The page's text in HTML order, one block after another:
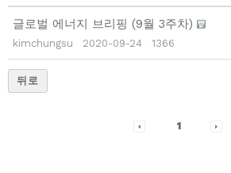
글로벌 에너지 브리핑 (9월 3주차)
kimchungsu 2020-09-24 1366
뒤로
1